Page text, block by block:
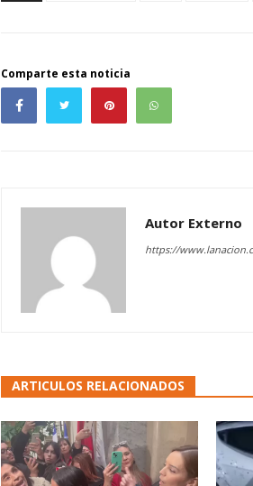
Comparte esta noticia
Autor Externo
https://
ARTICULOS RELACIONADOS